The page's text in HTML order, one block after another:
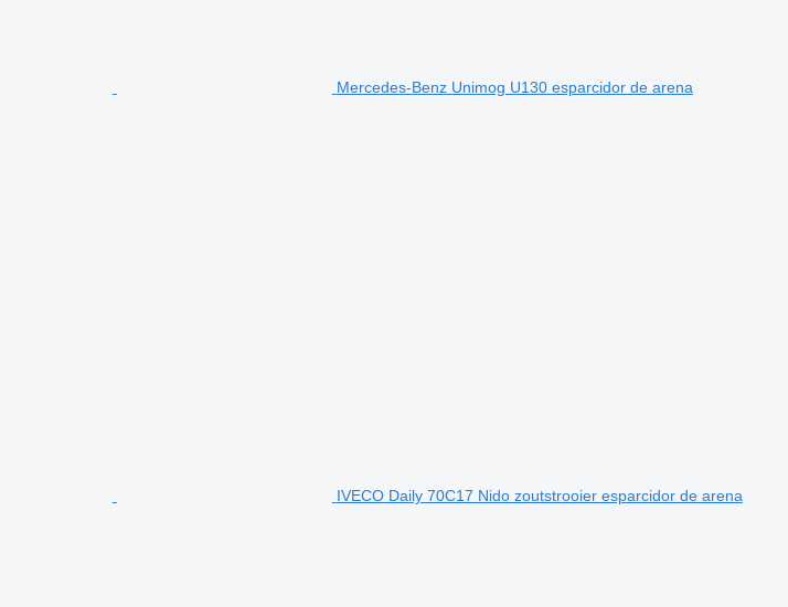
Mercedes-Benz Unimog U130 esparcidor de arena
IVECO Daily 70C17 Nido zoutstrooier esparcidor de arena